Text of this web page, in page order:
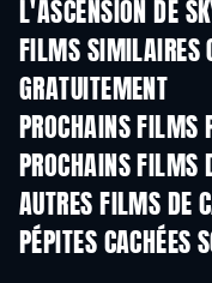
L'ASCENSION DE
FILMS SIMILAIRES
GRATUITEMENT
PROCHAINS FILMS
PROCHAINS FILMS
AUTRES FILMS DE
PÉPITES CACHÉES